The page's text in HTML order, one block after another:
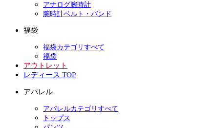
アナログ腕時計
腕時計ベルト・バンド
福袋
福袋カテゴリすべて
福袋
アウトレット
レディース TOP
アパレル
アパレルカテゴリすべて
トップス